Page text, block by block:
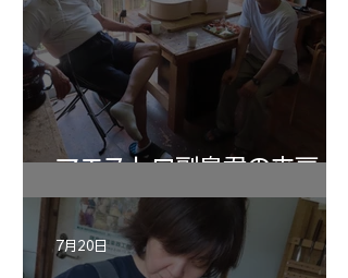
マエストロ副島君の来房
7月20日